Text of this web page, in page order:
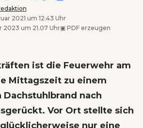
2021 um 12.43 Uhr
2023 um 21.07 Uhr▣ PDF erzeugen
ist die Feuerwehr am
Mittagszeit zu einem
nach
Vor Ort stellte sich
glücklicherweise nur eine